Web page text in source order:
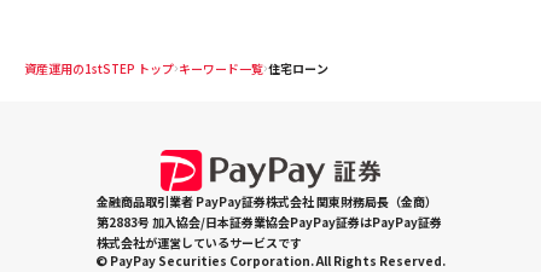
資産運用の1stSTEP トップ キーワード一覧 住宅ローン
金融商品取引業者 PayPay証券株式会社 関東財務局長（金商）
第2883号 加入協会/日本証券業協会PayPay証券はPayPay証券
株式会社が運営しているサービスです
© PayPay Securities Corporation. All Rights Reserved.